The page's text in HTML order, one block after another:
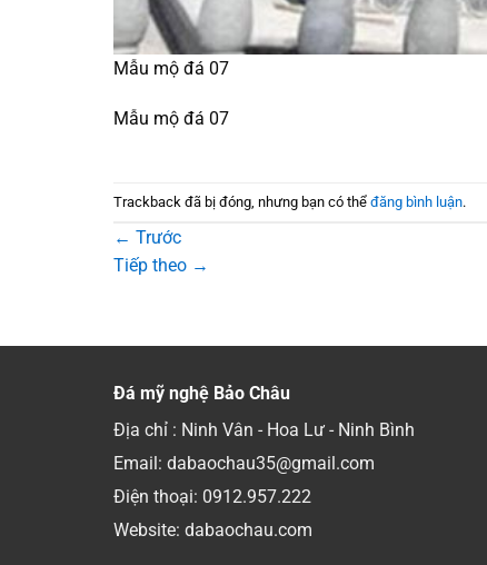
Mẫu mộ đá 07
Mẫu mộ đá 07
Trackback đã bị đóng, nhưng bạn có thể đăng bình luận.
← Trước
Tiếp theo →
Đá mỹ nghệ Bảo Châu
Địa chỉ : Ninh Vân - Hoa Lư - Ninh Bình
Email: dabaochau35@gmail.com
Điện thoại: 0912.957.222
Website: dabaochau.com